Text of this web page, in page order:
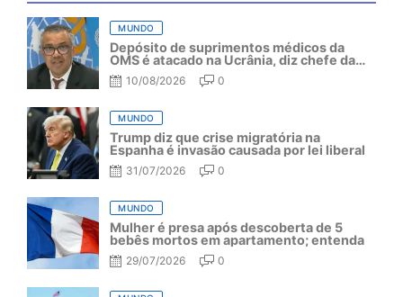
MUNDO
Depósito de suprimentos médicos da
OMS é atacado na Ucrânia, diz chefe da
organização
10/08/2026 0
MUNDO
Trump diz que crise migratória na
Espanha é invasão causada por lei liberal
31/07/2026 0
MUNDO
Mulher é presa após descoberta de 5
bebês mortos em apartamento; entenda
29/07/2026 0